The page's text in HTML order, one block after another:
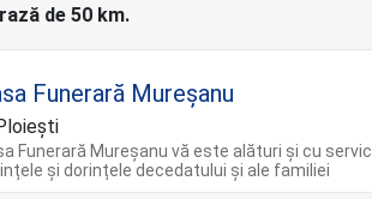
de 50 km.
Funerară Mureșanu
Funerară Mureșanu vă este alături și cu
și dorințele decedatului și ale familiei